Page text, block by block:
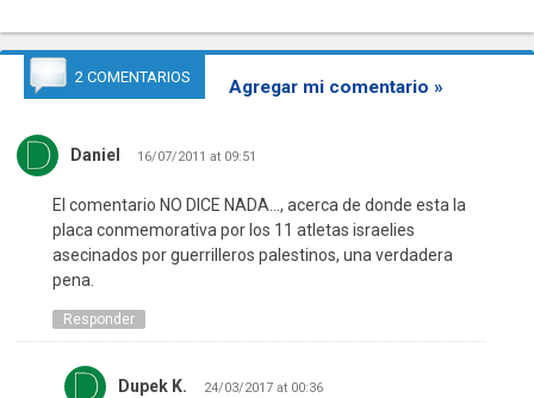
2 COMENTARIOS Agregar mi comentario »
Daniel 16/07/2011 at 09:51
El comentario NO DICE NADA…, acerca de donde esta la
placa conmemorativa por los 11 atletas israelies
asecinados por guerrilleros palestinos, una verdadera
pena.
Responder
Dupek K. 24/03/2017 at 00:36